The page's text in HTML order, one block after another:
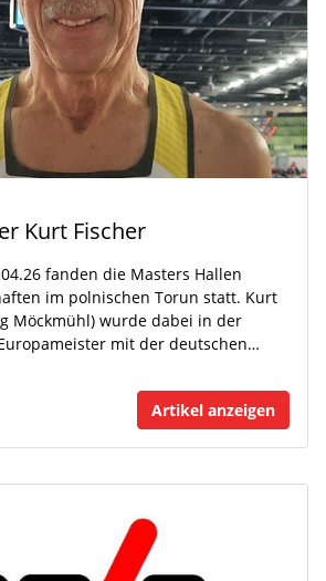
Kurt Fischer
fanden die Masters Hallen
im polnischen Torun statt. Kurt
Möckmühl) wurde dabei in der
mit der deutschen…
Artikel anzeigen